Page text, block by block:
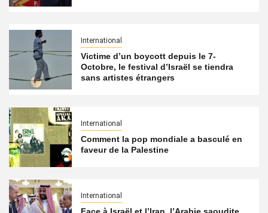
International
Victime d’un boycott depuis le 7-
Octobre, le festival d’Israël se tiendra
sans artistes étrangers
International
Comment la pop mondiale a basculé en
faveur de la Palestine
International